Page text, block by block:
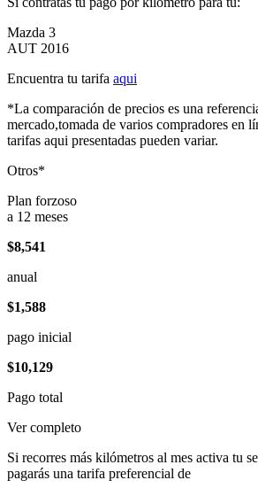
Mazda 3
AUT 2016
Encuentra tu tarifa aqui
*La comparación de precios es una
mercado,tomada de varios compradores en
tarifas aqui presentadas pueden variar.
Otros*
Plan forzoso
a 12 meses
$8,541
anual
$1,588
pago inicial
$10,129
Pago total
Ver completo
Si recorres más kilómetros al mes activa tu
pagarás una tarifa preferencial de